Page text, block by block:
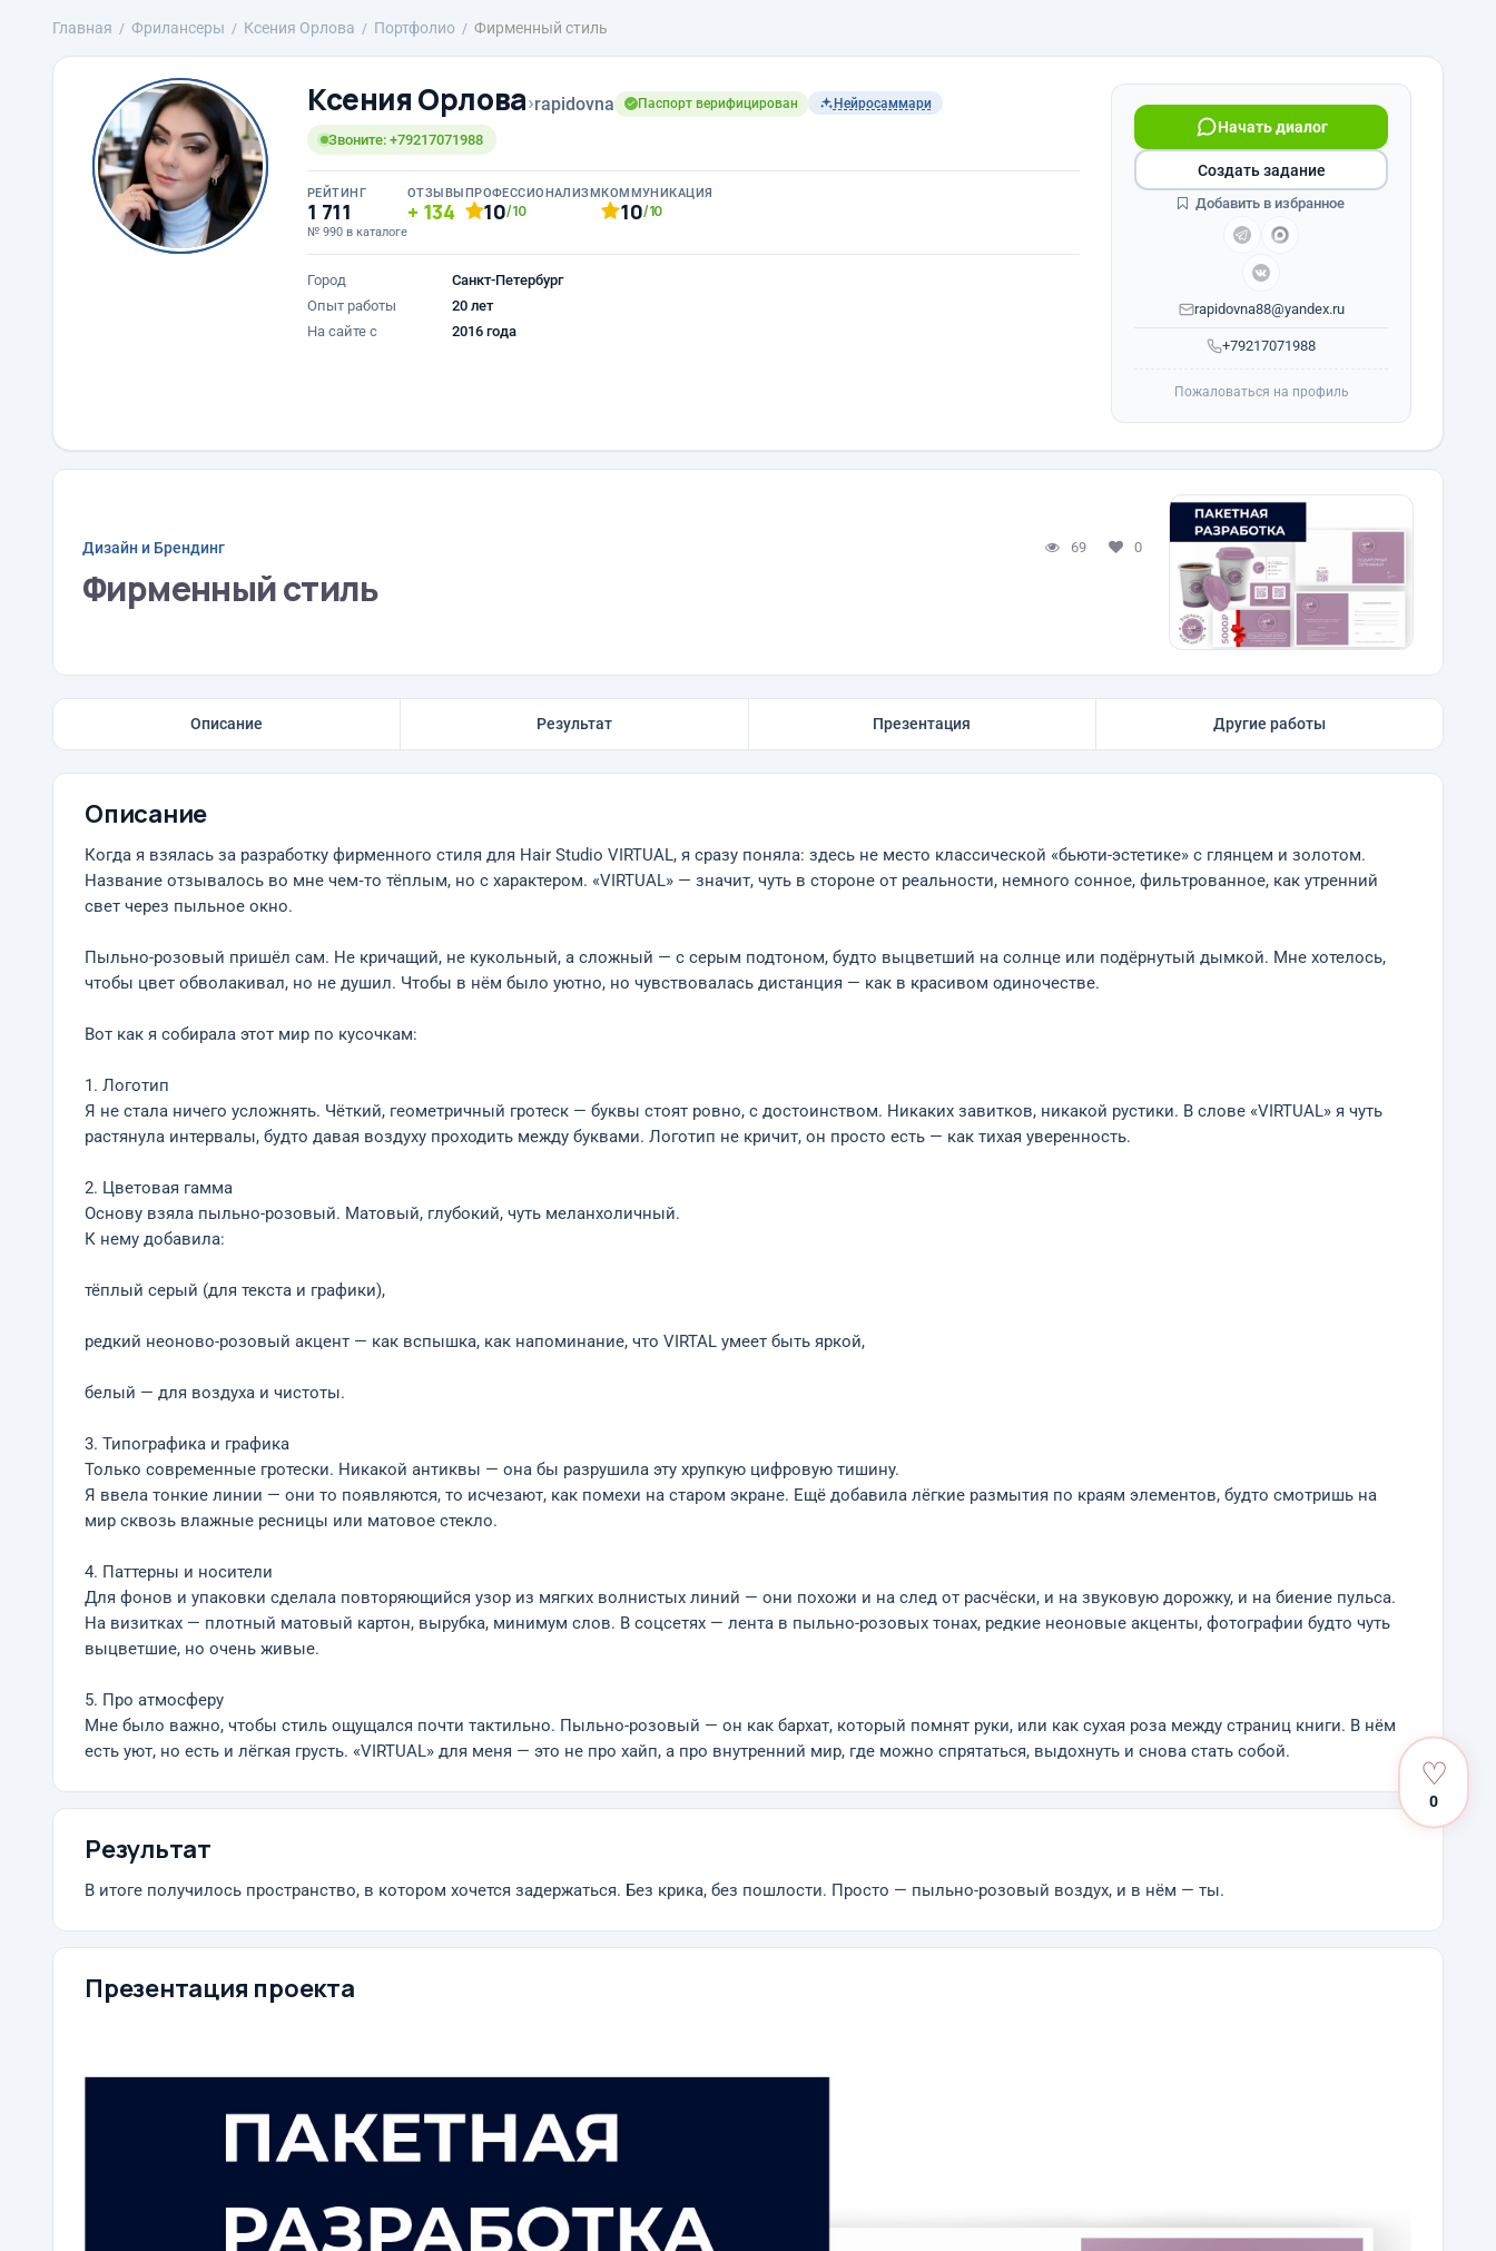
Главная Фрилансеры Ксения Орлова Портфолио Фирменный стиль
Ксения Орлова›rapidovna Паспорт верифицирован Нейросаммари
Звоните: +79217071988
РЕЙТИНГ
1 711
№ 990 в каталоге
ОТЗЫВЫ
134
ПРОФЕССИОНАЛИЗМ
10/10
КОММУНИКАЦИЯ
10/10
Город
Санкт-Петербург
Опыт работы
20 лет
На сайте с
2016 года
+79217071988
Начать диалог
rapidovna88@yandex.ru
Создать задание
Добавить в избранное
Пожаловаться на профиль
Дизайн и Брендинг 69 0
Фирменный стиль
Описание Результат Презентация Другие работы
Описание
Когда я взялась за разработку фирменного стиля для Hair Studio VIRTUAL, я сразу поняла: здесь не место классической «бьюти-эстетике» с глянцем и золотом.
Название отзывалось во мне чем‑то тёплым, но с характером. «VIRTUAL» — значит, чуть в стороне от реальности, немного сонное, фильтрованное, как утренний
свет через пыльное окно.
Пыльно-розовый пришёл сам. Не кричащий, не кукольный, а сложный — с серым подтоном, будто выцветший на солнце или подёрнутый дымкой. Мне хотелось,
чтобы цвет обволакивал, но не душил. Чтобы в нём было уютно, но чувствовалась дистанция — как в красивом одиночестве.
Вот как я собирала этот мир по кусочкам:
1. Логотип
Я не стала ничего усложнять. Чёткий, геометричный гротеск — буквы стоят ровно, с достоинством. Никаких завитков, никакой рустики. В слове «VIRTUAL» я чуть
растянула интервалы, будто давая воздуху проходить между буквами. Логотип не кричит, он просто есть — как тихая уверенность.
2. Цветовая гамма
Основу взяла пыльно-розовый. Матовый, глубокий, чуть меланхоличный.
К нему добавила:
тёплый серый (для текста и графики),
редкий неоново-розовый акцент — как вспышка, как напоминание, что VIRTAL умеет быть яркой,
белый — для воздуха и чистоты.
3. Типографика и графика
Только современные гротески. Никакой антиквы — она бы разрушила эту хрупкую цифровую тишину.
Я ввела тонкие линии — они то появляются, то исчезают, как помехи на старом экране. Ещё добавила лёгкие размытия по краям элементов, будто смотришь на
мир сквозь влажные ресницы или матовое стекло.
4. Паттерны и носители
Для фонов и упаковки сделала повторяющийся узор из мягких волнистых линий — они похожи и на след от расчёски, и на звуковую дорожку, и на биение пульса.
На визитках — плотный матовый картон, вырубка, минимум слов. В соцсетях — лента в пыльно-розовых тонах, редкие неоновые акценты, фотографии будто чуть
выцветшие, но очень живые.
5. Про атмосферу
Мне было важно, чтобы стиль ощущался почти тактильно. Пыльно-розовый — он как бархат, который помнят руки, или как сухая роза между страниц книги. В нём
есть уют, но есть и лёгкая грусть. «VIRTUAL» для меня — это не про хайп, а про внутренний мир, где можно спрятаться, выдохнуть и снова стать собой.
Результат
В итоге получилось пространство, в котором хочется задержаться. Без крика, без пошлости. Просто — пыльно-розовый воздух, и в нём — ты.
Презентация проекта
♡
0